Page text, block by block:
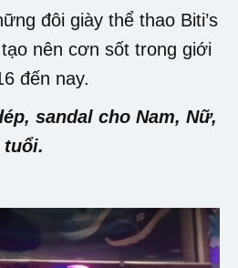
đôi giày thể thao Biti’s
nên cơn sốt trong giới
đến nay.
sandal cho Nam, Nữ,
tuổi.